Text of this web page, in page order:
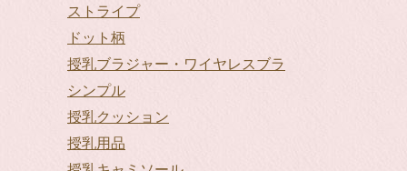
ストライプ
ドット柄
授乳ブラジャー・ワイヤレスブラ
シンプル
授乳クッション
授乳用品